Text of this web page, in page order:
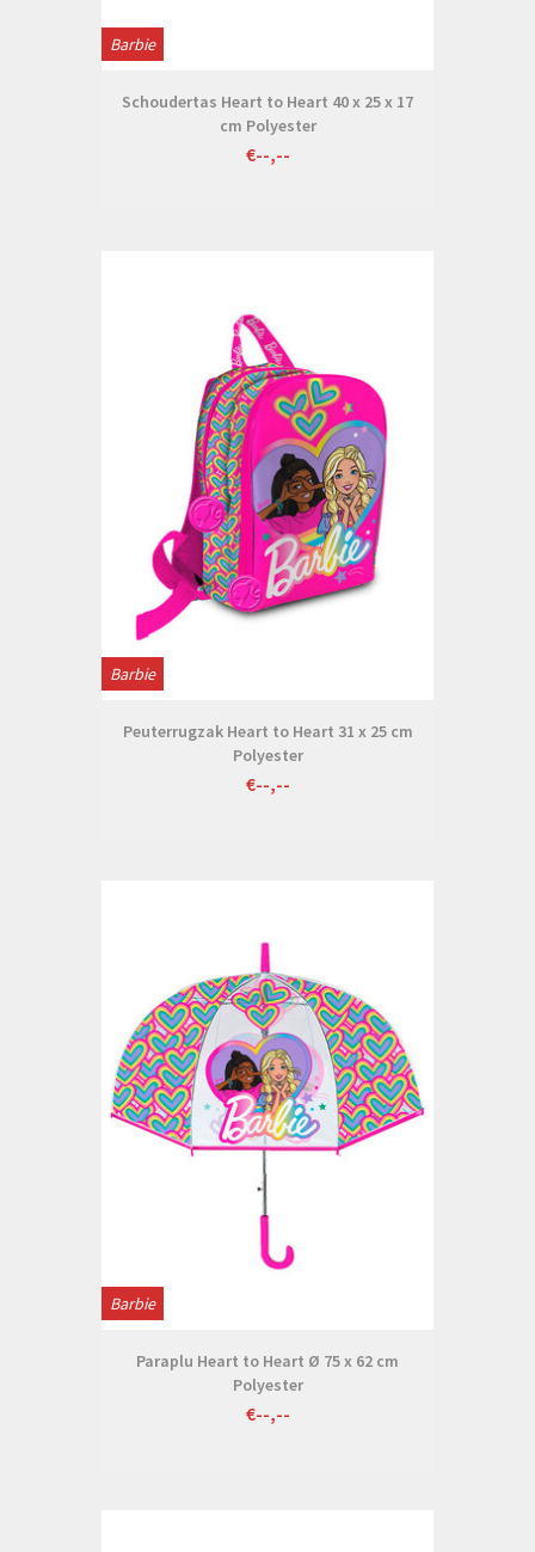
Barbie
Schoudertas Heart to Heart 40 x 25 x 17
cm Polyester
€--,--
Barbie
Peuterrugzak Heart to Heart 31 x 25 cm
Polyester
€--,--
Barbie
Paraplu Heart to Heart Ø 75 x 62 cm
Polyester
€--,--